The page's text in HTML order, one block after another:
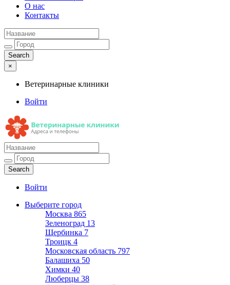
О нас
Контакты
×
Ветеринарные клиники
Войти
Ветеринарные клиники
Адреса и телефоны
Войти
Выберите город
Москва 865
Зеленоград 13
Щербинка 7
Троицк 4
Московская область 797
Балашиха 50
Химки 40
Люберцы 38